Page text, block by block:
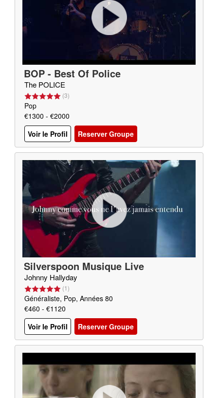
BOP - Best Of Police
The POLICE
(3)
Pop
€1300 - €2000
Voir le Profil
Reserver Groupe
Silverspoon Musique Live
Johnny Hallyday
(1)
Généraliste, Pop, Années 80
€460 - €1120
Voir le Profil
Reserver Groupe